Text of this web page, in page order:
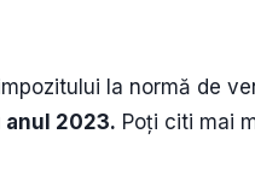
la normă de
2023. Poți citi mai